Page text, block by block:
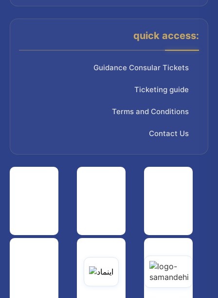
quick access:
Guidance Consular Tickets
Ticketing guide
Terms and Conditions
Contact Us